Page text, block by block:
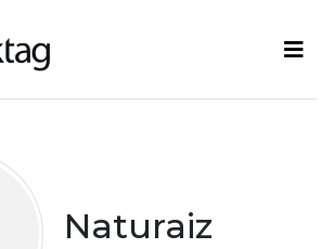
Naturaiz